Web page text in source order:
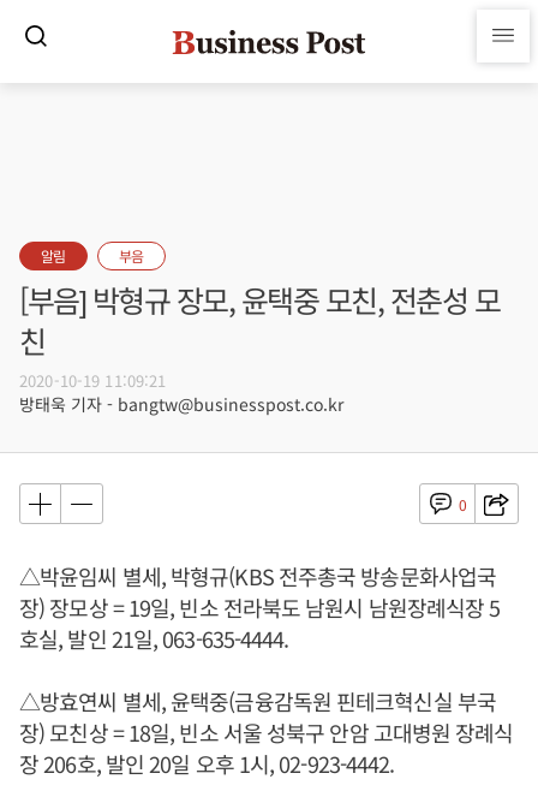
알림 부음
[부음] 박형규 장모, 윤택중 모친, 전춘성 모
친
2020-10-19 11:09:21
방태욱 기자 - bangtw@businesspost.co.kr
0
△박윤임씨 별세, 박형규(KBS 전주총국 방송문화사업국
장) 장모상 = 19일, 빈소 전라북도 남원시 남원장례식장 5
호실, 발인 21일, 063-635-4444.
△방효연씨 별세, 윤택중(금융감독원 핀테크혁신실 부국
장) 모친상 = 18일, 빈소 서울 성북구 안암 고대병원 장례식
장 206호, 발인 20일 오후 1시, 02-923-4442.